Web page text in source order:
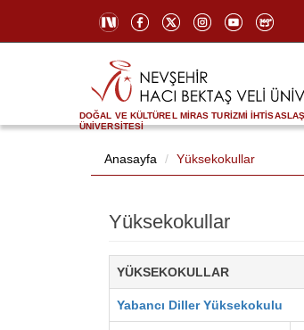
DOĞAL VE KÜLTÜREL MİRAS TURİZMİ
ÜNİVERSİTESİ
Anasayfa Yüksekokullar
Yüksekokullar
YÜKSEKOKULLAR
Yabancı Diller Yüksekokulu